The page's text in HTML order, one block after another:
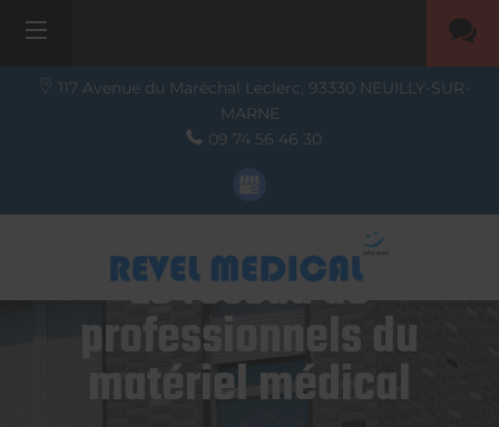
117 Avenue du Maréchal Leclerc, 93330 NEUILLY-SUR-
MARNE
09 74 56 46 30
Le réseau de
professionnels du
matériel médical